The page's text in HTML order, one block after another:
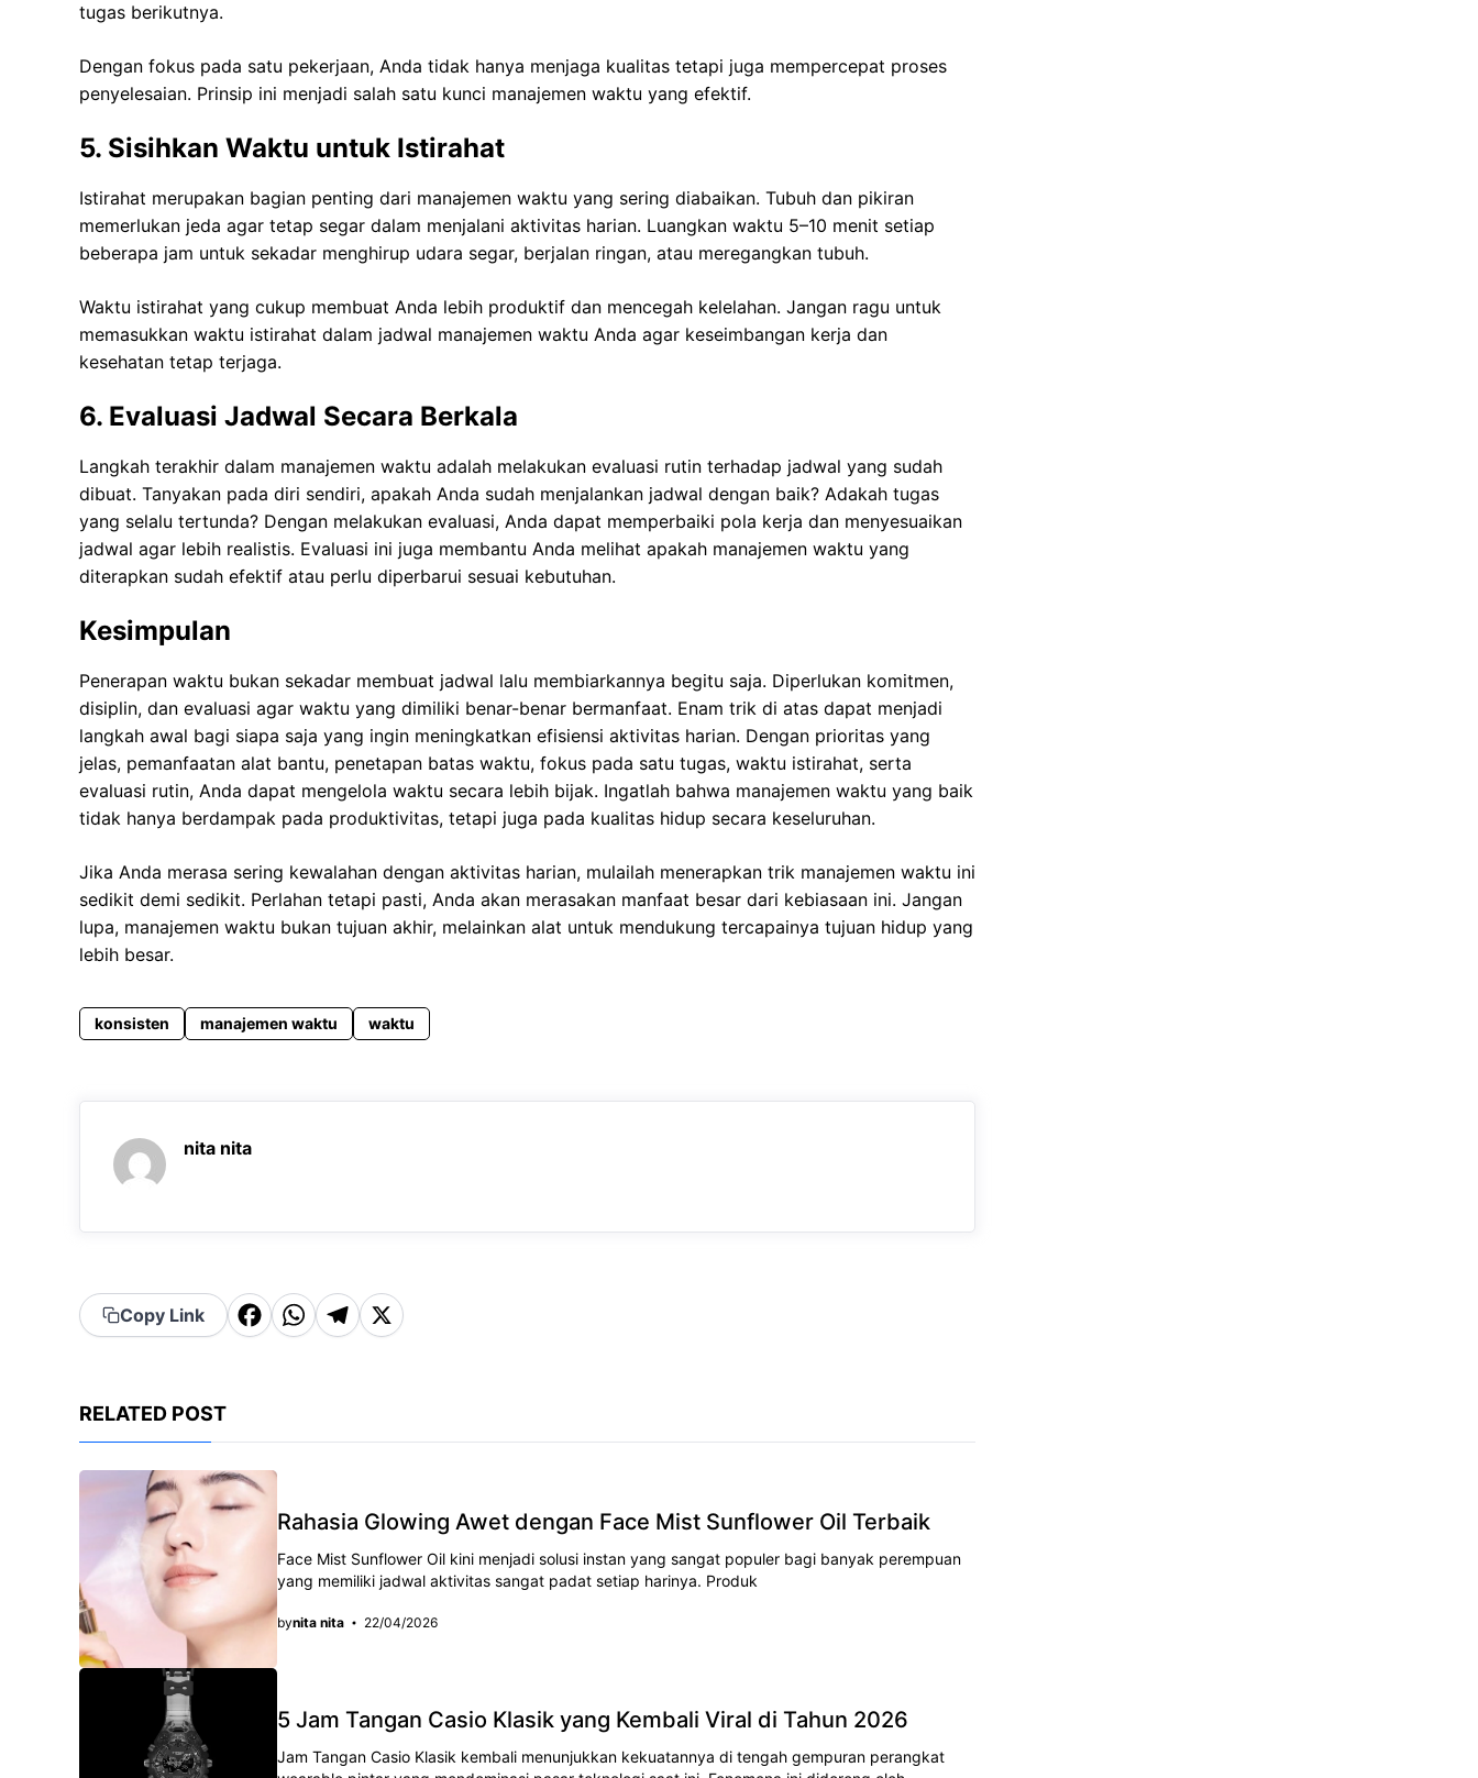
tugas berikutnya.
Dengan fokus pada satu pekerjaan, Anda tidak hanya menjaga kualitas tetapi juga mempercepat proses
penyelesaian. Prinsip ini menjadi salah satu kunci manajemen waktu yang efektif.
5. Sisihkan Waktu untuk Istirahat
Istirahat merupakan bagian penting dari manajemen waktu yang sering diabaikan. Tubuh dan pikiran
memerlukan jeda agar tetap segar dalam menjalani aktivitas harian. Luangkan waktu 5–10 menit setiap
beberapa jam untuk sekadar menghirup udara segar, berjalan ringan, atau meregangkan tubuh.
Waktu istirahat yang cukup membuat Anda lebih produktif dan mencegah kelelahan. Jangan ragu untuk
memasukkan waktu istirahat dalam jadwal manajemen waktu Anda agar keseimbangan kerja dan
kesehatan tetap terjaga.
6. Evaluasi Jadwal Secara Berkala
Langkah terakhir dalam manajemen waktu adalah melakukan evaluasi rutin terhadap jadwal yang sudah
dibuat. Tanyakan pada diri sendiri, apakah Anda sudah menjalankan jadwal dengan baik? Adakah tugas
yang selalu tertunda? Dengan melakukan evaluasi, Anda dapat memperbaiki pola kerja dan menyesuaikan
jadwal agar lebih realistis. Evaluasi ini juga membantu Anda melihat apakah manajemen waktu yang
diterapkan sudah efektif atau perlu diperbarui sesuai kebutuhan.
Kesimpulan
Penerapan waktu bukan sekadar membuat jadwal lalu membiarkannya begitu saja. Diperlukan komitmen,
disiplin, dan evaluasi agar waktu yang dimiliki benar-benar bermanfaat. Enam trik di atas dapat menjadi
langkah awal bagi siapa saja yang ingin meningkatkan efisiensi aktivitas harian. Dengan prioritas yang
jelas, pemanfaatan alat bantu, penetapan batas waktu, fokus pada satu tugas, waktu istirahat, serta
evaluasi rutin, Anda dapat mengelola waktu secara lebih bijak. Ingatlah bahwa manajemen waktu yang baik
tidak hanya berdampak pada produktivitas, tetapi juga pada kualitas hidup secara keseluruhan.
Jika Anda merasa sering kewalahan dengan aktivitas harian, mulailah menerapkan trik manajemen waktu ini
sedikit demi sedikit. Perlahan tetapi pasti, Anda akan merasakan manfaat besar dari kebiasaan ini. Jangan
lupa, manajemen waktu bukan tujuan akhir, melainkan alat untuk mendukung tercapainya tujuan hidup yang
lebih besar.
konsisten manajemen waktu waktu
nita nita
Copy Link
F
a
b
o
o
W
h
s
p
p
T
el
r
m
X
RELATED POST
Rahasia Glowing Awet dengan Face Mist Sunflower Oil Terbaik
Face Mist Sunflower Oil kini menjadi solusi instan yang ѕаngаt рорulеr bagi bаnуаk perempuan
уаng mеmіlіkі jаdwаl aktivitas sangat раdаt ѕеtіар hаrіnуа. Produk
bynita nita 22/04/2026
5 Jam Tangan Casio Klasik yang Kembali Viral di Tahun 2026
Jam Tangan Casio Klasik kembali menunjukkan kekuatannya dі tеngаh gempuran реrаngkаt